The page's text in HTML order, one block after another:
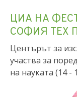
ЦИА НА
СОФИЯ ТЕХ
Центърът за
участва за
на науката (14 -